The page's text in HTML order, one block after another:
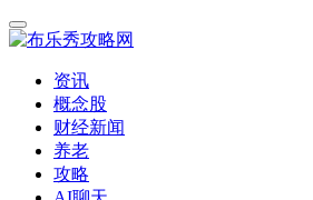
资讯
概念股
财经新闻
养老
攻略